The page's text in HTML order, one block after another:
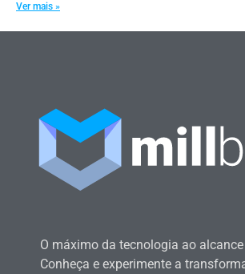
Ver mais »
O máximo da tecnologia ao
Conheça e experimente a